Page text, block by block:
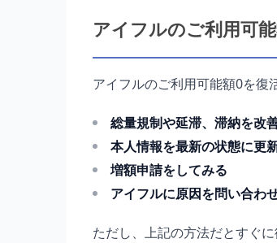
アイフルのご利用可
アイフルのご利用可能額0を復
総量規制や延滞、滞納を改
本人情報を最新の状態に更
増額申請をしてみる
アイフルに原因を問い合わ
ただし、上記の方法だとすぐ